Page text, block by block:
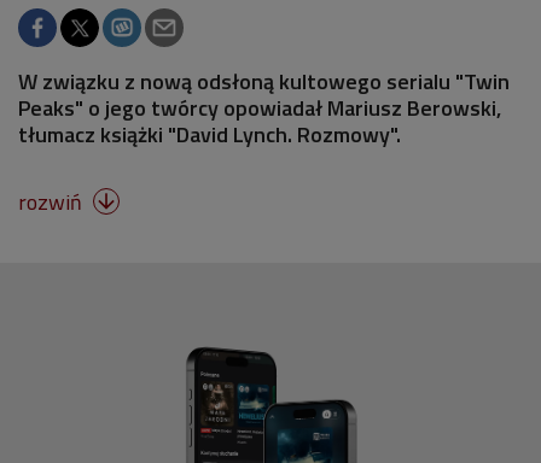
W związku z nową odsłoną kultowego serialu "Twin
Peaks" o jego twórcy opowiadał Mariusz Berowski,
tłumacz książki "David Lynch. Rozmowy".
rozwiń 